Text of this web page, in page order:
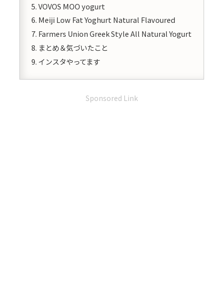
VOVOS MOO yogurt
Meiji Low Fat Yoghurt Natural Flavoured
Farmers Union Greek Style All Natural Yogurt
まとめ＆気づいたこと
インスタやってます
Sponsored Link